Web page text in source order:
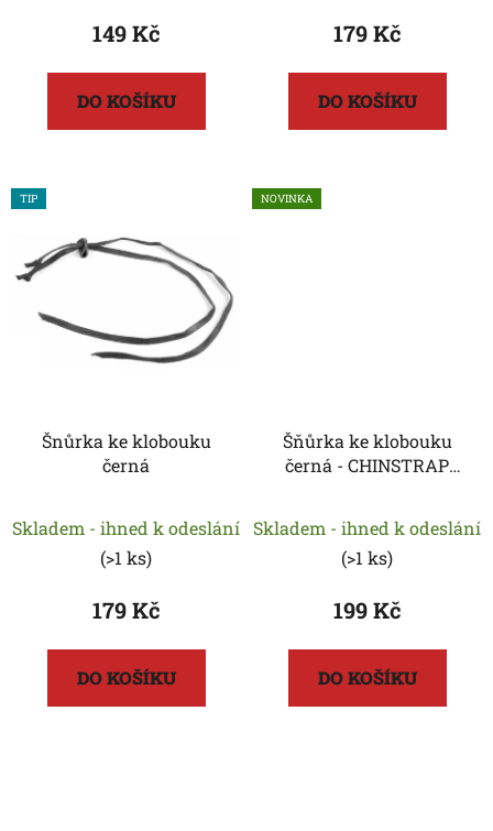
149 Kč
DO KOŠÍKU
179 Kč
DO KOŠÍKU
TIP
Šnůrka ke klobouku
černá
Skladem - ihned k odeslání
(>1 ks)
179 Kč
DO KOŠÍKU
NOVINKA
Šňůrka ke klobouku
černá - CHINSTRAP
Skladem - ihned k odeslání
(>1 ks)
199 Kč
DO KOŠÍKU